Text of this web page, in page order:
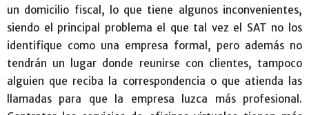
un domicilio fiscal, lo que tiene algunos inconvenientes,
siendo el principal problema el que tal vez el SAT no los
identifique como una empresa formal, pero además no
tendrán un lugar donde reunirse con clientes, tampoco
alguien que reciba la correspondencia o que atienda las
llamadas para que la empresa luzca más profesional.